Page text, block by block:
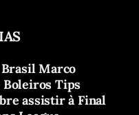
Marco
Tips
assistir à Final